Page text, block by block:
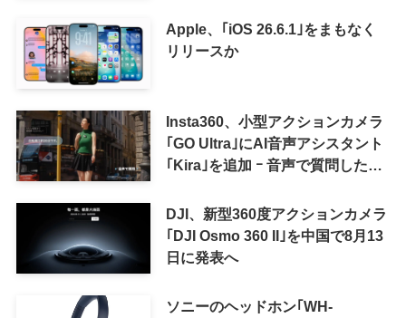
Apple、｢iOS 26.6.1｣をまもなく
リリースか
Insta360、小型アクションカメラ
｢GO Ultra｣にAI音声アシスタント
｢Kira｣を追加 ｰ 音声で質問した
可能に
DJI、新型360度アクションカメラ
｢DJI Osmo 360 II｣を中国で8月13
日に発表へ
ソニーのヘッドホン｢WH-